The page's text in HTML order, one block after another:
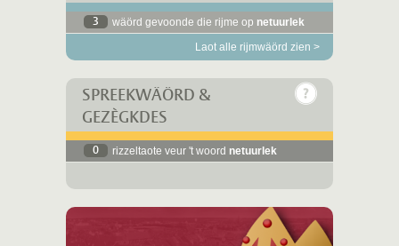
3 wäörd gevoonde die rijme op netuurlek
Laot alle rijmwäörd zien >
SPREEKWÄÖRD &
GEZÈGKDES
0 rizzeltaote veur 't woord netuurlek